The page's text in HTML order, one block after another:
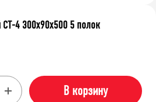
4 300x90x500 5 полок
В корзину